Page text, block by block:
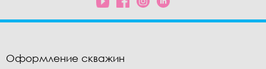
Оформление скважин